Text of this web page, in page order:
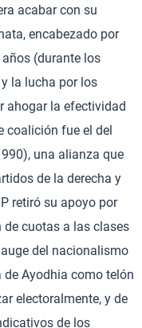
acabar con su
encabezado por
(durante los
la lucha por los
ahogar la efectividad
coalición fue el del
una alianza que
de la derecha y
retiró su apoyo por
cuotas a las clases
del nacionalismo
Ayodhia como telón
electoralmente, y de
de los